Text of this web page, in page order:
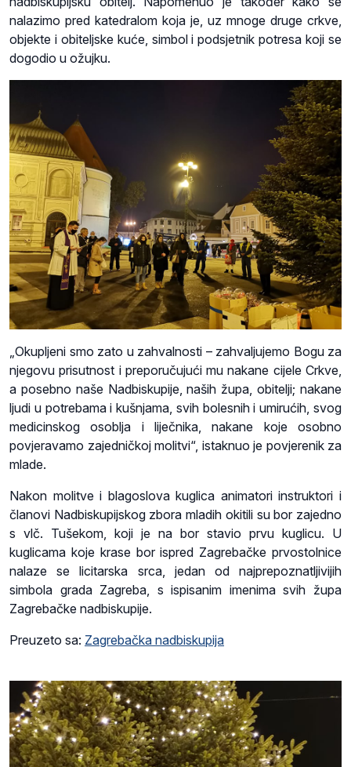
nalazimo pred katedralom koja je, uz mnoge druge crkve,
objekte i obiteljske kuće, simbol i podsjetnik potresa koji se
dogodio u ožujku.
„Okupljeni smo zato u zahvalnosti – zahvaljujemo Bogu za
njegovu prisutnost i preporučujući mu nakane cijele Crkve,
a posebno naše Nadbiskupije, naših župa, obitelji; nakane
ljudi u potrebama i kušnjama, svih bolesnih i umirućih, svog
medicinskog osoblja i liječnika, nakane koje osobno
povjeravamo zajedničkoj molitvi“, istaknuo je povjerenik za
mlade.
Nakon molitve i blagoslova kuglica animatori instruktori i
članovi Nadbiskupijskog zbora mladih okitili su bor zajedno
s vlč. Tušekom, koji je na bor stavio prvu kuglicu. U
kuglicama koje krase bor ispred Zagrebačke prvostolnice
nalaze se licitarska srca, jedan od najprepoznatljivijih
simbola grada Zagreba, s ispisanim imenima svih župa
Zagrebačke nadbiskupije.
Preuzeto sa: Zagrebačka nadbiskupija